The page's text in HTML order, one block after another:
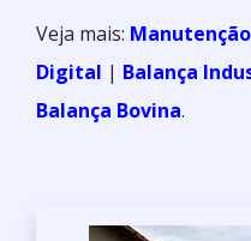
Veja mais:
Digital | Balança
Balança Bovina.